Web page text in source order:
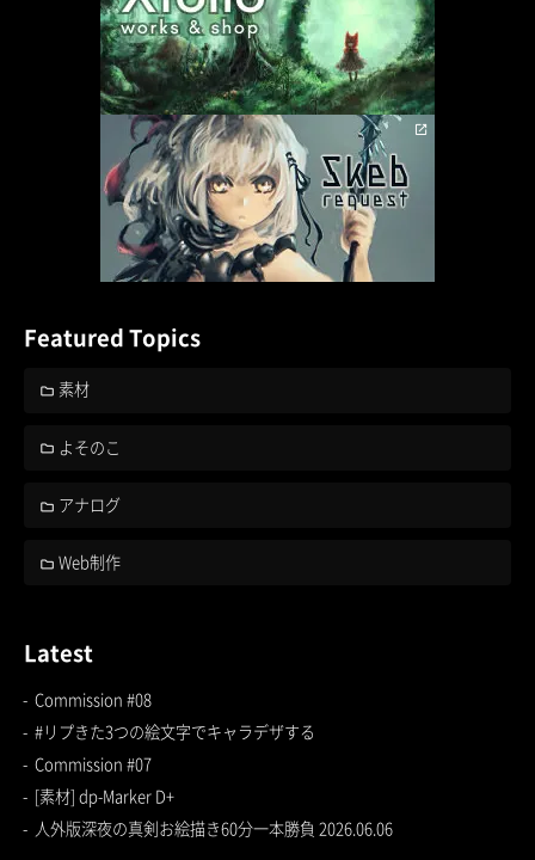
Featured Topics
素材
よそのこ
アナログ
Web制作
Latest
Commission #08
#リプきた3つの絵文字でキャラデザする
Commission #07
[素材] dp-Marker D+
人外版深夜の真剣お絵描き60分一本勝負 2026.06.06